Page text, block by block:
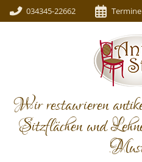
034345-22662 Termine
Wir restaurieren
Sitzflächen und